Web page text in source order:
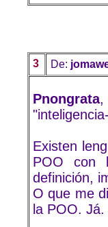
3 De:
Pnongrata,
Existen
POO con
definición,
O que me
la POO. Já.